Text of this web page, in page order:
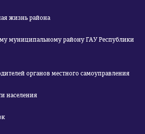
жизнь района
муниципальному району ГАУ Республики
органов местного самоуправления
населения